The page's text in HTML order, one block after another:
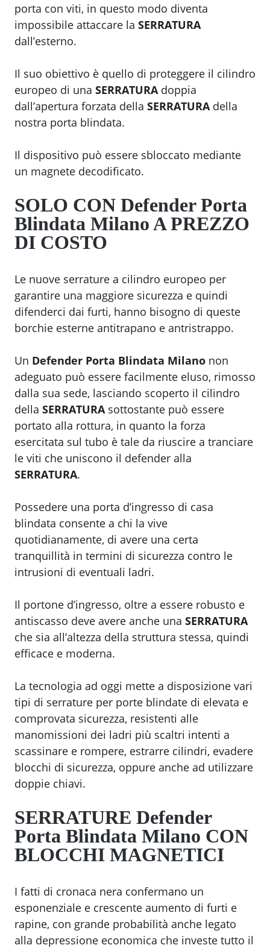
porta con viti, in questo modo diventa
impossibile attaccare la SERRATURA
dall’esterno.
Il suo obiettivo è quello di proteggere il cilindro
europeo di una SERRATURA doppia
dall’apertura forzata della SERRATURA della
nostra porta blindata.
Il dispositivo può essere sbloccato mediante
un magnete decodificato.
SOLO CON Defender Porta
Blindata MilanoA PREZZO
DI COSTO
Le nuove serrature a cilindro europeo per
garantire una maggiore sicurezza e quindi
difenderci dai furti, hanno bisogno di queste
borchie esterne antitrapano e antristrappo.
Un Defender Porta Blindata Milano non
adeguato può essere facilmente eluso, rimosso
dalla sua sede, lasciando scoperto il cilindro
della SERRATURA sottostante può essere
portato alla rottura, in quanto la forza
esercitata sul tubo è tale da riuscire a tranciare
le viti che uniscono il defender alla
SERRATURA.
Possedere una porta d’ingresso di casa
blindata consente a chi la vive
quotidianamente, di avere una certa
tranquillità in termini di sicurezza contro le
intrusioni di eventuali ladri.
Il portone d’ingresso, oltre a essere robusto e
antiscasso deve avere anche una SERRATURA
che sia all’altezza della struttura stessa, quindi
efficace e moderna.
La tecnologia ad oggi mette a disposizione vari
tipi di serrature per porte blindate di elevata e
comprovata sicurezza, resistenti alle
manomissioni dei ladri più scaltri intenti a
scassinare e rompere, estrarre cilindri, evadere
blocchi di sicurezza, oppure anche ad utilizzare
doppie chiavi.
SERRATURE Defender
Porta Blindata Milano CON
BLOCCHI MAGNETICI
I fatti di cronaca nera confermano un
esponenziale e crescente aumento di furti e
rapine, con grande probabilità anche legato
alla depressione economica che investe tutto il